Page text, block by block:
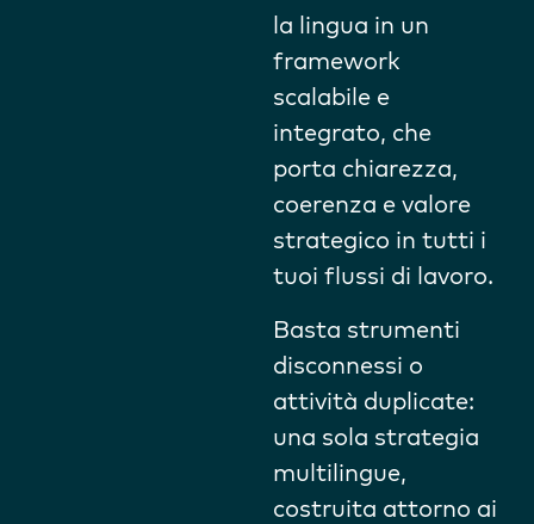
la lingua in un
framework
scalabile e
integrato, che
porta chiarezza,
coerenza e valore
strategico in tutti i
tuoi flussi di lavoro.
Basta strumenti
disconnessi o
attività duplicate:
una sola strategia
multilingue,
costruita attorno ai